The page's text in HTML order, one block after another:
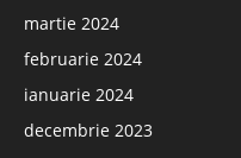
martie 2024
februarie 2024
ianuarie 2024
decembrie 2023